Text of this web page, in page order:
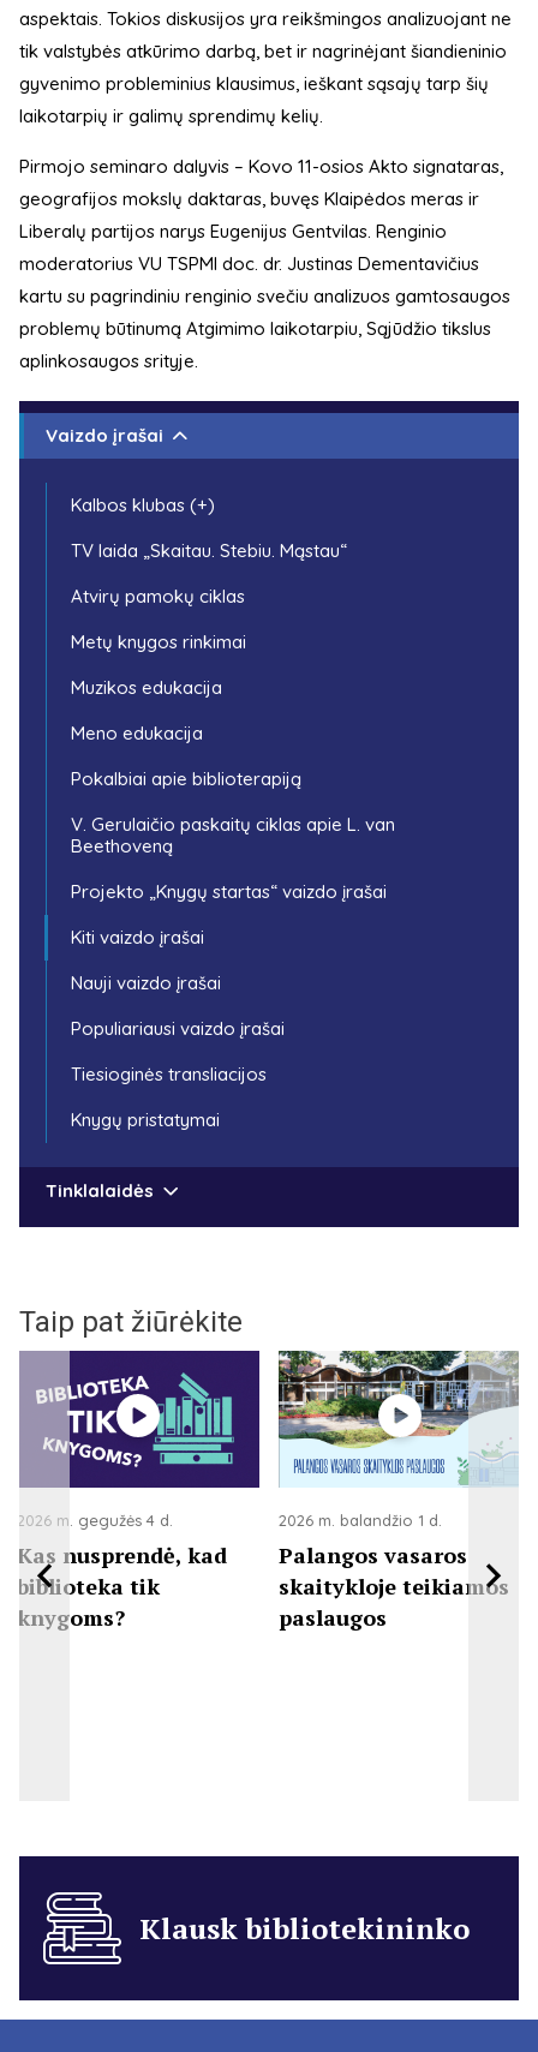
aspektais. Tokios diskusijos yra reikšmingos analizuojant ne
tik valstybės atkūrimo darbą, bet ir nagrinėjant šiandieninio
gyvenimo probleminius klausimus, ieškant sąsajų tarp šių
laikotarpių ir galimų sprendimų kelių.
Pirmojo seminaro dalyvis – Kovo 11-osios Akto signataras,
geografijos mokslų daktaras, buvęs Klaipėdos meras ir
Liberalų partijos narys Eugenijus Gentvilas. Renginio
moderatorius VU TSPMI doc. dr. Justinas Dementavičius
kartu su pagrindiniu renginio svečiu analizuos gamtosaugos
problemų būtinumą Atgimimo laikotarpiu, Sąjūdžio tikslus
aplinkosaugos srityje.
Vaizdo įrašai
Kalbos klubas (+)
TV laida „Skaitau. Stebiu. Mąstau“
Atvirų pamokų ciklas
Metų knygos rinkimai
Muzikos edukacija
Meno edukacija
Pokalbiai apie biblioterapiją
V. Gerulaičio paskaitų ciklas apie L. van
Beethoveną
Projekto „Knygų startas“ vaizdo įrašai
Kiti vaizdo įrašai
Nauji vaizdo įrašai
Populiariausi vaizdo įrašai
Tiesioginės transliacijos
Knygų pristatymai
Tinklalaidės
Taip pat žiūrėkite
2026 m. gegužės 4 d.
Kas nusprendė, kad
biblioteka tik
knygoms?
2026 m. balandžio 1 d.
Palangos vasaros
skaitykloje teikiamos
paslaugos
Klausk bibliotekininko